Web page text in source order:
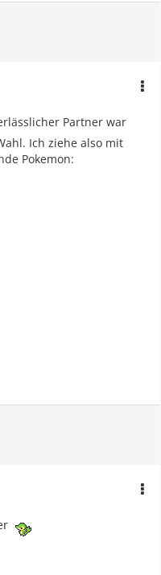
Partner war
Ich ziehe also mit
Pokemon: